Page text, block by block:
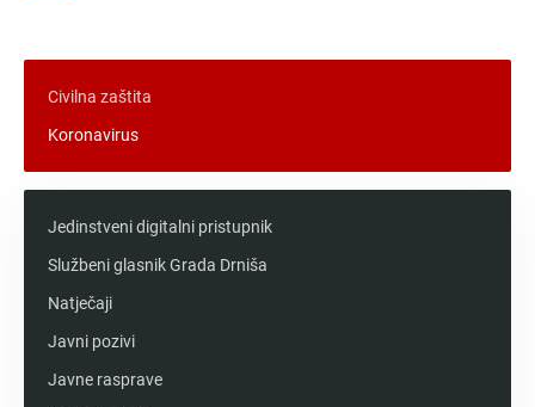
Civilna zaštita
Koronavirus
Jedinstveni digitalni pristupnik
Službeni glasnik Grada Drniša
Natječaji
Javni pozivi
Javne rasprave